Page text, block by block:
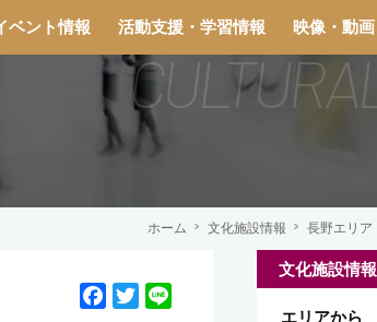
ベント情報 活動支援・学習情報 映像・動画
ホーム 文化施設情報 長野エリア
F
T
文化施設情報
エリアから